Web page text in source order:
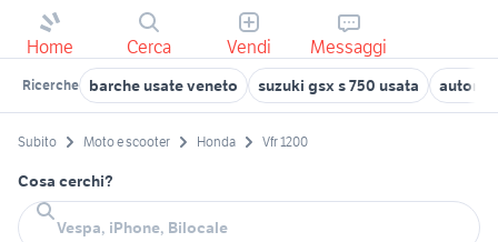
Home Cerca Vendi Messaggi
Ricerche barche usate veneto suzuki gsx s 750 usata
Subito Moto e scooter Honda Vfr 1200
Cosa cerchi?